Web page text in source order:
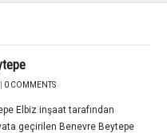
0 COMMENTS
Elbiz inşaat tarafından
geçirilen Benevre Beytepe